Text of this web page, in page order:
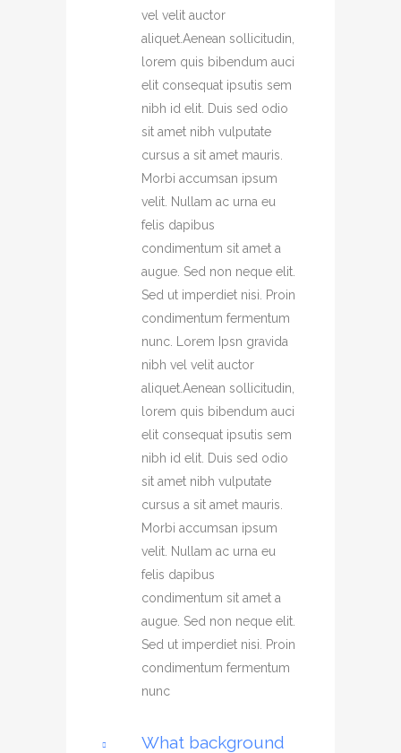
vel velit auctor
aliquet.Aenean sollicitudin,
lorem quis bibendum auci
elit consequat ipsutis sem
nibh id elit. Duis sed odio
sit amet nibh vulputate
cursus a sit amet mauris.
Morbi accumsan ipsum
velit. Nullam ac urna eu
felis dapibus
condimentum sit amet a
augue. Sed non neque elit.
Sed ut imperdiet nisi. Proin
condimentum fermentum
nunc. Lorem Ipsn gravida
nibh vel velit auctor
aliquet.Aenean sollicitudin,
lorem quis bibendum auci
elit consequat ipsutis sem
nibh id elit. Duis sed odio
sit amet nibh vulputate
cursus a sit amet mauris.
Morbi accumsan ipsum
velit. Nullam ac urna eu
felis dapibus
condimentum sit amet a
augue. Sed non neque elit.
Sed ut imperdiet nisi. Proin
condimentum fermentum
nunc
What background